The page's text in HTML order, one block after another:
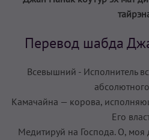
Перевод шабда
Всевышний - Исполнитель
Камачайна — корова,
Его
Медитируй на Господа. О, моя